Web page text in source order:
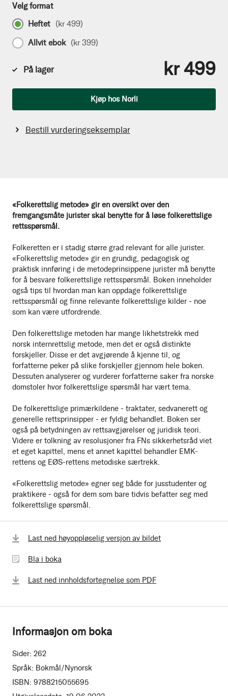
«Folkerettslig metode» gir en oversikt over den
fremgangsmåte jurister skal benytte for å løse folkerettslige
rettsspørsmål.
Folkeretten er i stadig større grad relevant for alle jurister.
«Folkerettslig metode» gir en grundig, pedagogisk og
praktisk innføring i de metodeprinsippene jurister må benytte
for å besvare folkerettslige rettsspørsmål. Boken inneholder
også tips til hvordan man kan oppdage folkerettslige
rettsspørsmål og finne relevante folkerettslige kilder - noe
som kan være utfordrende.
Den folkerettslige metoden har mange likhetstrekk med
norsk internrettslig metode, men det er også distinkte
forskjeller. Disse er det avgjørende å kjenne til, og
forfatterne peker på slike forskjeller gjennom hele boken.
Dessuten analyserer og vurderer forfatterne saker fra norske
domstoler hvor folkerettslige spørsmål har vært tema.
De folkerettslige primærkildene - traktater, sedvanerett og
generelle rettsprinsipper - er fyldig behandlet. Boken ser
også på betydningen av rettsavgjørelser og juridisk teori.
Videre er tolkning av resolusjoner fra FNs sikkerhetsråd viet
et eget kapittel, mens et annet kapittel behandler EMK-
rettens og EØS-rettens metodiske særtrekk.
«Folkerettslig metode» egner seg både for jusstudenter og
praktikere - også for dem som bare tidvis befatter seg med
folkerettslige spørsmål.
Velg format
Heftet (kr 499)
Allvit ebok (kr 399)
På lager kr 499
Kjøp hos Norli
Bestill vurderingseksemplar
Last ned høyoppløselig versjon av bildet
Bla
bokaBla i boka
Last ned innholdsfortegnelse som PDF
Informasjon om boka
Sider: 262
Språk: Bokmål/Nynorsk
ISBN: 9788215055695